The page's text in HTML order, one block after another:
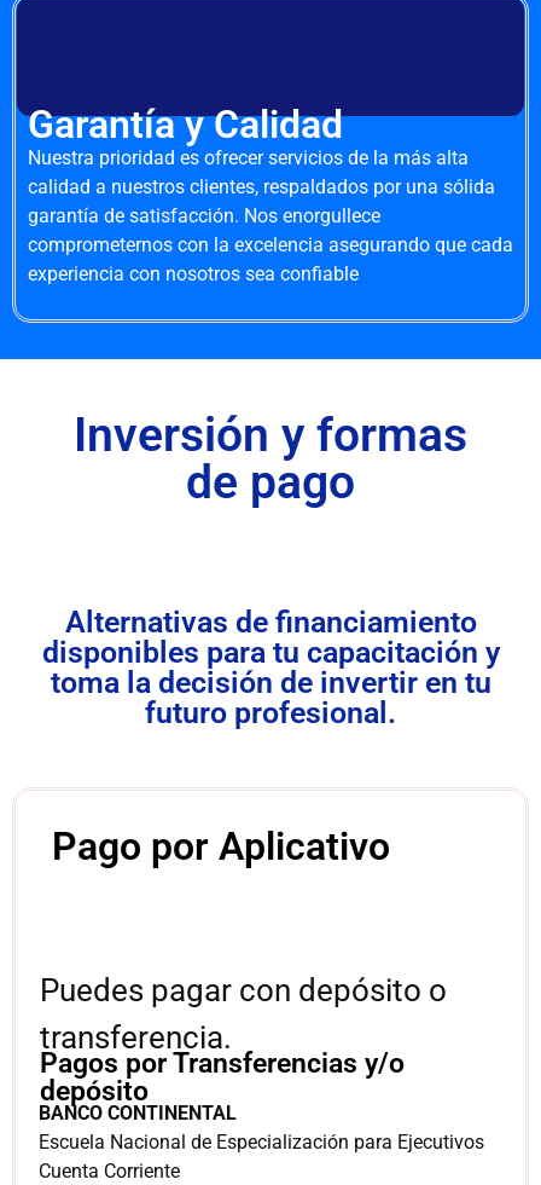
Garantía y Calidad
Nuestra prioridad es ofrecer servicios de la más alta
calidad a nuestros clientes, respaldados por una sólida
garantía de satisfacción. Nos enorgullece
comprometernos con la excelencia asegurando que cada
experiencia con nosotros sea confiable
Inversión y formas
de pago
Alternativas de financiamiento
disponibles para tu capacitación y
toma la decisión de invertir en tu
futuro profesional.
Pago por Aplicativo
Puedes pagar con depósito o
transferencia.
BANCO CONTINENTAL
Escuela Nacional de Especialización para Ejecutivos
Cuenta Corriente
Pagos por Transferencias y/o
depósito